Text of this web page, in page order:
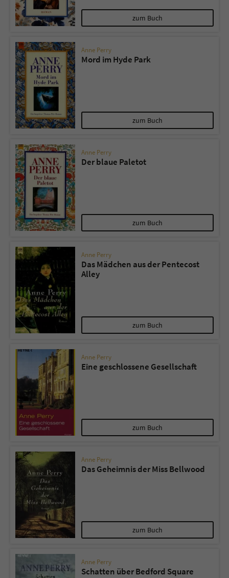
zum Buch
Anne Perry
Mord im Hyde Park
zum Buch
Anne Perry
Der blaue Paletot
zum Buch
Anne Perry
Das Mädchen aus der Pentecost
Alley
zum Buch
Anne Perry
Eine geschlossene Gesellschaft
zum Buch
Anne Perry
Das Geheimnis der Miss Bellwood
zum Buch
Anne Perry
Schatten über Bedford Square